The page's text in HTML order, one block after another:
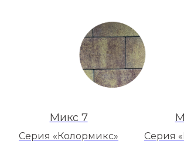
Микс 7
Серия «Колормикс» Серия